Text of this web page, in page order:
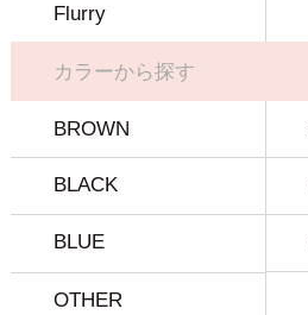
Flurry
カラーから探す
BROWN
BLACK
BLUE
OTHER